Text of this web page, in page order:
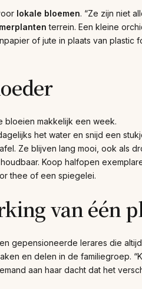
lokale bloemen. “Ze zijn niet
terrein. Een kleine
of jute in plaats van plastic
bloeien makkelijk een week.
het water en snijd een
Ze blijven lang mooi, ook als
Koop halfopen
thee of een spiegelei.
van één
gepensioneerde lerares die
en delen in de familiegroep.
aan haar dacht dat het